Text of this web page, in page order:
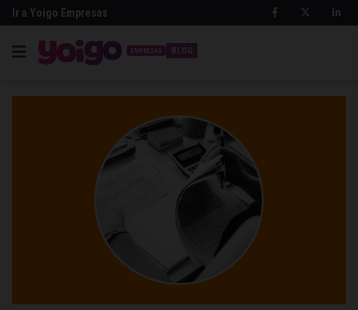
Ir a Yoigo Empresas
BLOG